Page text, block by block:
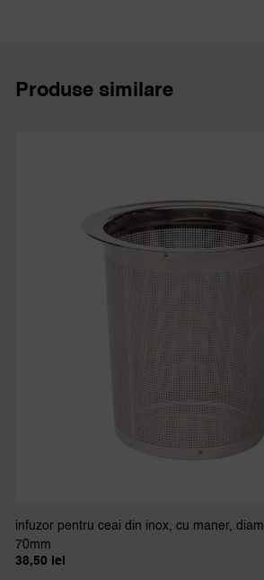
Produse similare
infuzor pentru ceai din inox, cu maner,
70mm
38,50
lei